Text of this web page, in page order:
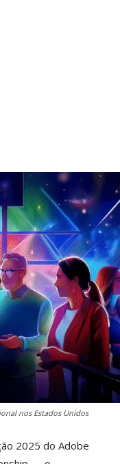
nos Estados Unidos
2025 do Adobe